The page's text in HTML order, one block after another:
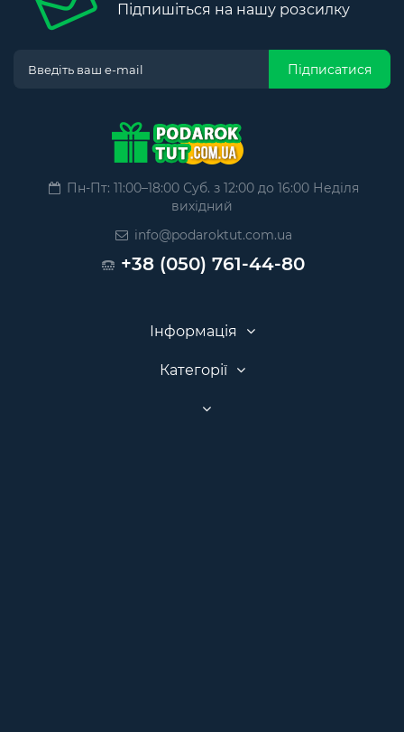
Підпишіться на нашу розсилку
Підписатися
Пн-Пт: 11:00–18:00 Суб. з 12:00 до 16:00 Неділя
вихідний
info@podaroktut.com.ua
+38 (050) 761-44-80
Інформація
Категорії